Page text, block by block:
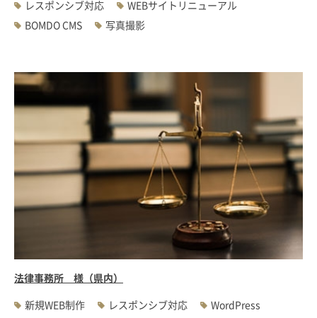
レスポンシブ対応
WEBサイトリニューアル
BOMDO CMS
写真撮影
法律事務所 様（県内）
新規WEB制作
レスポンシブ対応 WordPress